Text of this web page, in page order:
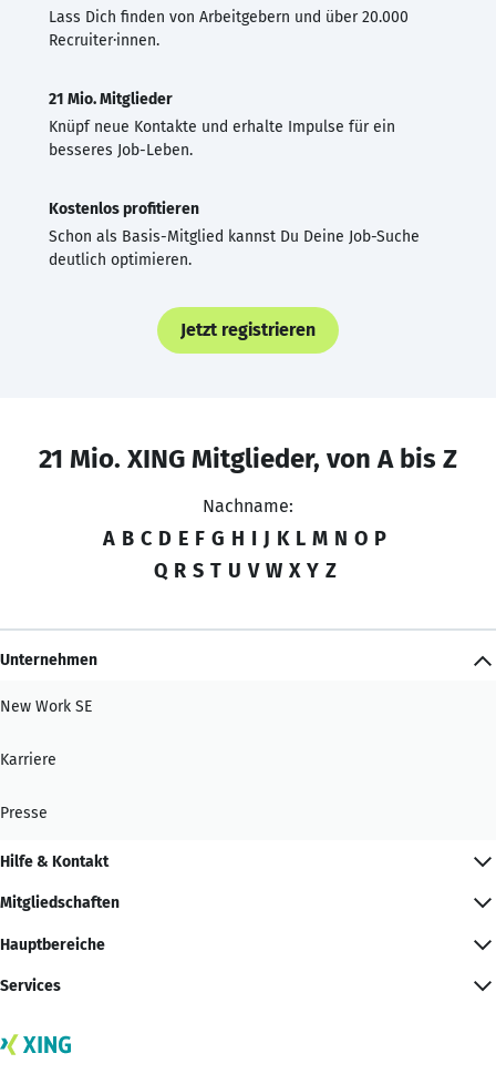
Lass Dich finden von Arbeitgebern und über 20.000
Recruiter·innen.
21 Mio. Mitglieder
Knüpf neue Kontakte und erhalte Impulse für ein
besseres Job-Leben.
Kostenlos profitieren
Schon als Basis-Mitglied kannst Du Deine Job-Suche
deutlich optimieren.
Jetzt registrieren
21 Mio. XING Mitglieder, von A bis Z
Nachname:
A B C D E F G H I J K L M N O P
Q R S T U V W X Y Z
Unternehmen
New Work SE
Karriere
Presse
Hilfe & Kontakt
Mitgliedschaften
Hauptbereiche
Services